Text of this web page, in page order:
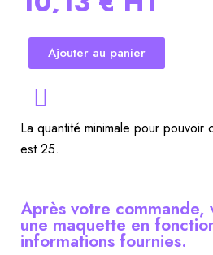
Ajouter au panier
La quantité minimale pour pouvoir
est 25.
Après votre commande,
une maquette en
informations fournies.